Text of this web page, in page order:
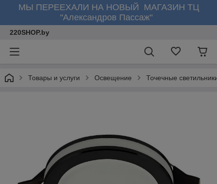
МЫ ПЕРЕЕХАЛИ НА НОВЫЙ МАГАЗИН ТЦ
"Александров Пассаж"
220SHOP.by
Товары и услуги Освещение Точечные